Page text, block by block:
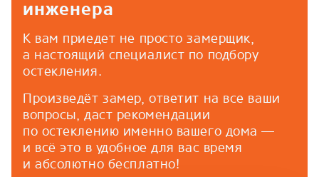
инженера
К вам приедет не просто замерщик,
а настоящий специалист по подбору
остекления.
Произведёт замер, ответит на все ваши
вопросы, даст рекомендации
по остеклению именно вашего дома —
и всё это в удобное для вас время
и абсолютно бесплатно!